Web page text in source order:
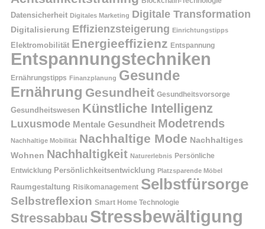
Datensicherheit Digitales Marketing Digitale Transformation
Digitalisierung Effizienzsteigerung Einrichtungstipps
Elektromobilität Energieeffizienz Entspannung
Entspannungstechniken
Ernährungstipps Finanzplanung Gesunde
Ernährung Gesundheit Gesundheitsvorsorge
Gesundheitswesen Künstliche Intelligenz
Luxusmode Mentale Gesundheit Modetrends
Nachhaltige Mobilität Nachhaltige Mode Nachhaltiges
Wohnen Nachhaltigkeit Naturerlebnis Persönliche
Entwicklung Persönlichkeitsentwicklung Platzsparende Möbel
Raumgestaltung Risikomanagement Selbstfürsorge
Selbstreflexion Smart Home Technologie
Stressabbau Stressbewältigung